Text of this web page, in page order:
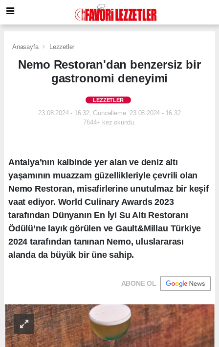
Anasayfa Lezzetler
Nemo Restoran'dan benzersiz bir
gastronomi deneyimi
LEZZETLER
23.08.2024 - 16:32, Güncelleme: 23.08.2024 - 16:32
7644+ kez okundu.
Antalya’nın kalbinde yer alan ve deniz altı
yaşamının muazzam güzellikleriyle çevrili olan
Nemo Restoran, misafirlerine unutulmaz bir keşif
vaat ediyor. World Culinary Awards 2023
tarafından Dünyanın En İyi Su Altı Restoranı
Ödülü’ne layık görülen ve Gault&Millau Türkiye
2024 tarafından tanınan Nemo, uluslararası
alanda da büyük bir üne sahip.
ABONE OL